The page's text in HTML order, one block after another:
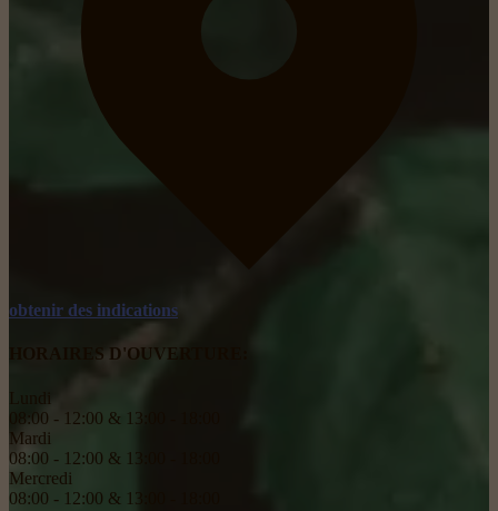
obtenir des indications
HORAIRES D'OUVERTURE:
08:00 - 12:00 & 13:00 - 18:00
Mardi
08:00 - 12:00 & 13:00 - 18:00
Mercredi
08:00 - 12:00 & 13:00 - 18:00